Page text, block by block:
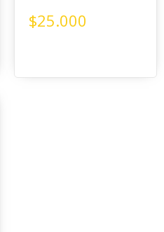
$25.000